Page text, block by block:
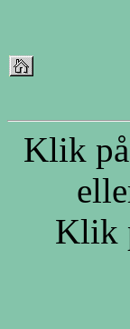
Klik
Klik